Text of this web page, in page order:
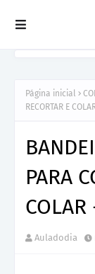
Página inicial
RECORTAR E
PARA
Auladodia